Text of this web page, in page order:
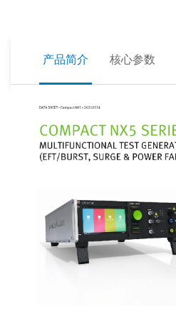
产品简介 核心参数